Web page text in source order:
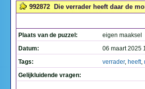
992872 Die verrader heeft daar de
Plaats van de puzzel:
eigen maaksel
Datum:
06 maart 2025
Tags:
verrader, heeft,
Gelijkluidende vragen: